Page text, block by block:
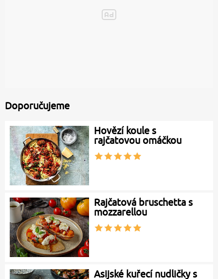
Doporučujeme
Hovězí koule s
rajčatovou omáčkou
Rajčatová bruschetta s
mozzarellou
Asijské kuřecí nudličky s